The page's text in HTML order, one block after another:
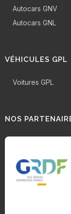
Autocars GNV
Autocars GNL
VÉHICULES GPL
Voitures GPL
NOS